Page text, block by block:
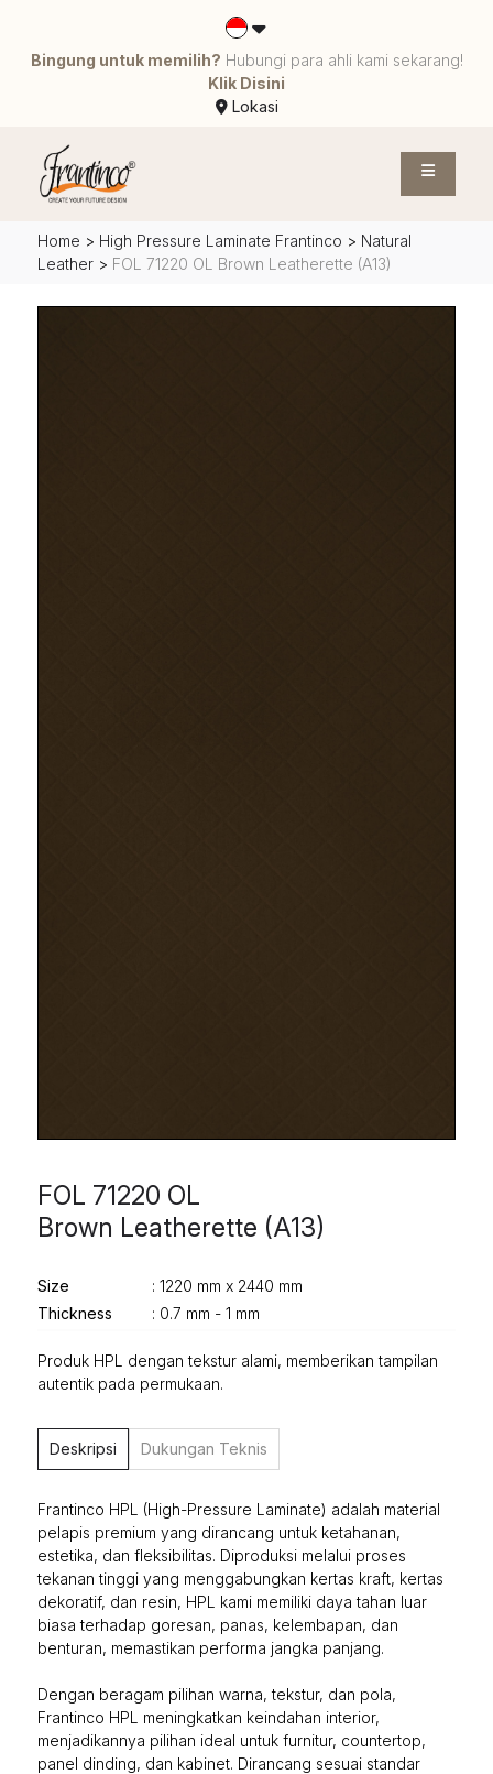
Bingung untuk memilih? Hubungi para ahli kami sekarang!
Klik Disini
Lokasi
Home > High Pressure Laminate Frantinco > Natural
Leather > FOL 71220 OL Brown Leatherette (A13)
FOL 71220 OL
Brown Leatherette (A13)
Size
: 1220 mm x 2440 mm
Thickness
: 0.7 mm - 1 mm
Produk HPL dengan tekstur alami, memberikan tampilan
autentik pada permukaan.
Deskripsi Dukungan Teknis
Frantinco HPL (High-Pressure Laminate) adalah material
pelapis premium yang dirancang untuk ketahanan,
estetika, dan fleksibilitas. Diproduksi melalui proses
tekanan tinggi yang menggabungkan kertas kraft, kertas
dekoratif, dan resin, HPL kami memiliki daya tahan luar
biasa terhadap goresan, panas, kelembapan, dan
benturan, memastikan performa jangka panjang.
Dengan beragam pilihan warna, tekstur, dan pola,
Frantinco HPL meningkatkan keindahan interior,
menjadikannya pilihan ideal untuk furnitur, countertop,
panel dinding, dan kabinet. Dirancang sesuai standar